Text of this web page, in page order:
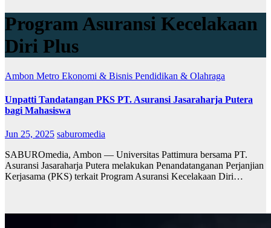
Program Asuransi Kecelakaan
Diri Plus
Ambon Metro Ekonomi & Bisnis Pendidikan & Olahraga
Unpatti Tandatangan PKS PT. Asuransi Jasaraharja Putera
bagi Mahasiswa
Jun 25, 2025 saburomedia
SABUROmedia, Ambon — Universitas Pattimura bersama PT.
Asuransi Jasaraharja Putera melakukan Penandatanganan Perjanjian
Kerjasama (PKS) terkait Program Asuransi Kecelakaan Diri…